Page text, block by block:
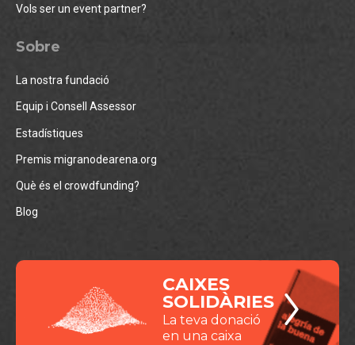
Vols ser un event partner?
Sobre
La nostra fundació
Equip i Consell Assessor
Estadístiques
Premis migranodearena.org
Què és el crowdfunding?
Blog
CAIXES
SOLIDÀRIES
La teva donació
en una caixa